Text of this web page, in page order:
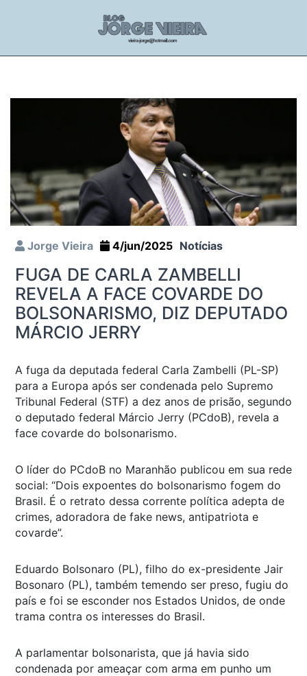
Jorge Vieira 4/jun/2025 Notícias
FUGA DE CARLA ZAMBELLI
REVELA A FACE COVARDE DO
BOLSONARISMO, DIZ DEPUTADO
MÁRCIO JERRY
A fuga da deputada federal Carla Zambelli (PL-SP)
para a Europa após ser condenada pelo Supremo
Tribunal Federal (STF) a dez anos de prisão, segundo
o deputado federal Márcio Jerry (PCdoB), revela a
face covarde do bolsonarismo.
O líder do PCdoB no Maranhão publicou em sua rede
social: “Dois expoentes do bolsonarismo fogem do
Brasil. É o retrato dessa corrente política adepta de
crimes, adoradora de fake news, antipatriota e
covarde”.
Eduardo Bolsonaro (PL), filho do ex-presidente Jair
Bosonaro (PL), também temendo ser preso, fugiu do
país e foi se esconder nos Estados Unidos, de onde
trama contra os interesses do Brasil.
A parlamentar bolsonarista, que já havia sido
condenada por ameaçar com arma em punho um